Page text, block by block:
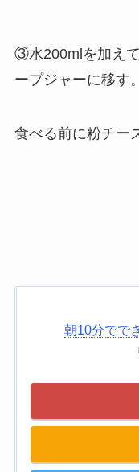
③水200mlを加え
ープジャーに移す。
食べる前に粉チー
朝10分でで